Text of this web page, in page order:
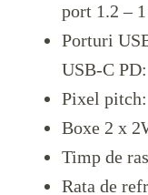
port 1.2 –
Porturi
USB-C
Pixel
Boxe 2 x
Timp de
Rata de